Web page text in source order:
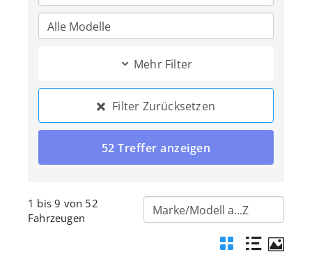
Mehr Filter
Filter Zurücksetzen
1 bis 9 von 52
Fahrzeugen